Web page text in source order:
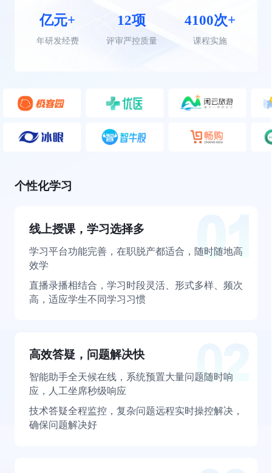
亿元+
年研发经费
12项
评审严控质量
4100次+
课程实施
个性化学习
线上授课，学习选择多
学习平台功能完善，在职脱产都适合，随时随地高
效学
直播录播相结合，学习时段灵活、形式多样、频次
高，适应学生不同学习习惯
高效答疑，问题解决快
智能助手全天候在线，系统预置大量问题随时响
应，人工坐席秒级响应
技术答疑全程监控，复杂问题远程实时操控解决，
确保问题解决好